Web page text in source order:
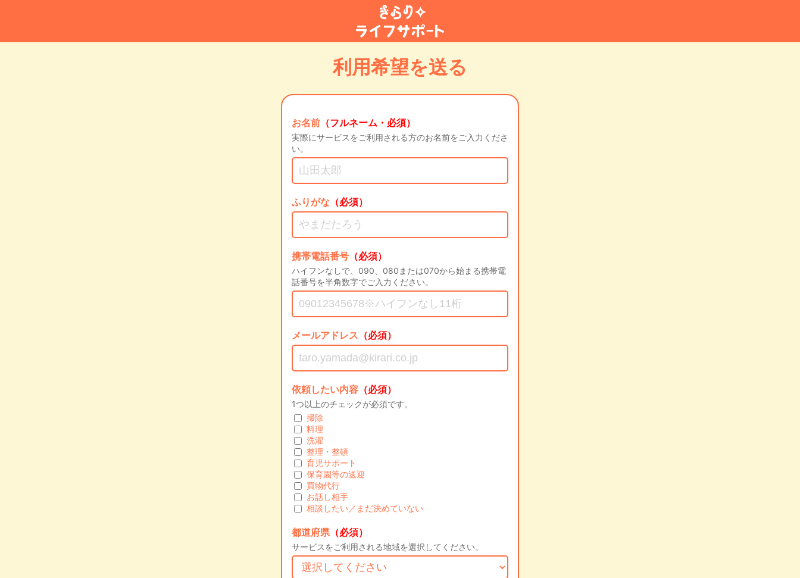
利用希望を送る
お名前 （フルネーム・必須）
実際にサービスをご利用される方のお名前をご入力くださ
い。
ふりがな （必須）
携帯電話番号 （必須）
ハイフンなしで、090、080または070から始まる携帯電
話番号を半角数字でご入力ください。
メールアドレス （必須）
依頼したい内容 （必須）
1つ以上のチェックが必須です。
掃除
料理
洗濯
整理・整頓
育児サポート
保育園等の送迎
買物代行
お話し相手
相談したい／まだ決めていない
都道府県 （必須）
サービスをご利用される地域を選択してください。